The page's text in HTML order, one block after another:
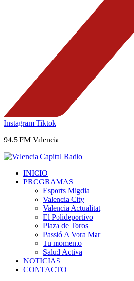
Instagram Tiktok
94.5 FM Valencia
INICIO
PROGRAMAS
Esports Migdia
Valencia City
Valencia Actualitat
El Polideportivo
Plaza de Toros
Passió A Vora Mar
Tu momento
Salud Activa
NOTICIAS
CONTACTO